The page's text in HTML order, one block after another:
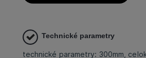
Technické parametry
technické parametry: 300mm,